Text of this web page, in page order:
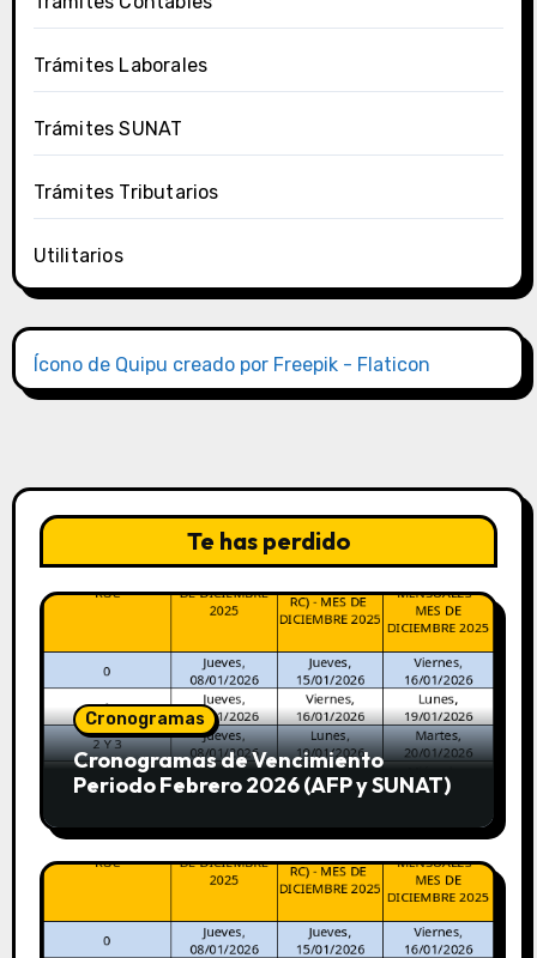
Trámites Laborales
Trámites SUNAT
Trámites Tributarios
Utilitarios
Ícono de Quipu creado por Freepik - Flaticon
Te has perdido
Cronogramas
Cronogramas de Vencimiento
Periodo Febrero 2026 (AFP y SUNAT)